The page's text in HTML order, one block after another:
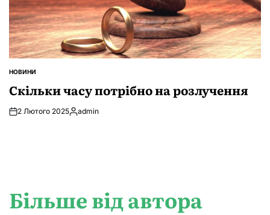
ОПУБЛІКУВАТИ
НОВИНИ
Скільки часу потрібно на розлучення
2 Лютого 2025Опубліковано
admin
Більше від автора